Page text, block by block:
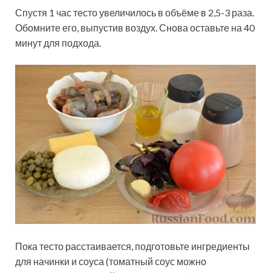
Спустя 1 час тесто увеличилось в объёме в 2,5-3 раза.
Обомните его, выпустив воздух. Снова оставьте на 40
минут для подхода.
Пока тесто расстаивается, подготовьте ингредиенты
для начинки и соуса (томатный соус можно